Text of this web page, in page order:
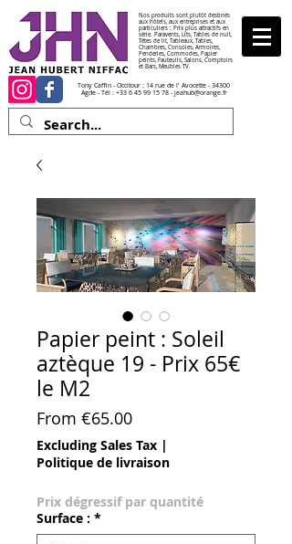
Nos produits sont plutôt destinés
aux hôtels, aux entreprises et aux
particuliers : Prix plus attractifs en
série. Paravents, Lits, Tables de nuit,
Têtes de lit, Tableaux, Tables,
Chambres, Consoles, Armoires,
Penderies, Commodes, Papier
peints, Fauteuils, Salons, Comptoirs
et Bars, Meubles TV.
Tony Caffin - Occitour : 14 rue de l' Avocette - 34300
Agde - Tél : +33 6 45 99 15 78- jeahub@orange.fr
Papier peint : Soleil
aztèque 19 - Prix 65€
le M2
From €65.00Sale Price
Excluding Sales Tax |
Politique de livraison
Prix dégressif par quantité
Surface : *